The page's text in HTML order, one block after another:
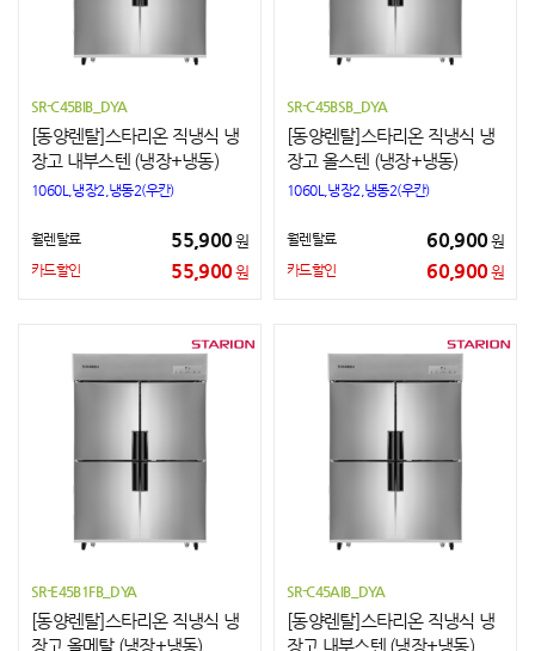
SR-C45BIB_DYA
[동양렌탈]스타리온 직냉식 냉
장고 내부스텐 (냉장+냉동)
1060L,냉장2,냉동2(우칸)
월렌탈료 55,900원
카드할인 55,900원
SR-C45BSB_DYA
[동양렌탈]스타리온 직냉식 냉
장고 올스텐 (냉장+냉동)
1060L,냉장2,냉동2(우칸)
월렌탈료 60,900원
카드할인 60,900원
SR-E45B1FB_DYA
[동양렌탈]스타리온 직냉식 냉
장고 올메탈 (냉장+냉동)
SR-C45AIB_DYA
[동양렌탈]스타리온 직냉식 냉
장고 내부스텐 (냉장+냉동)